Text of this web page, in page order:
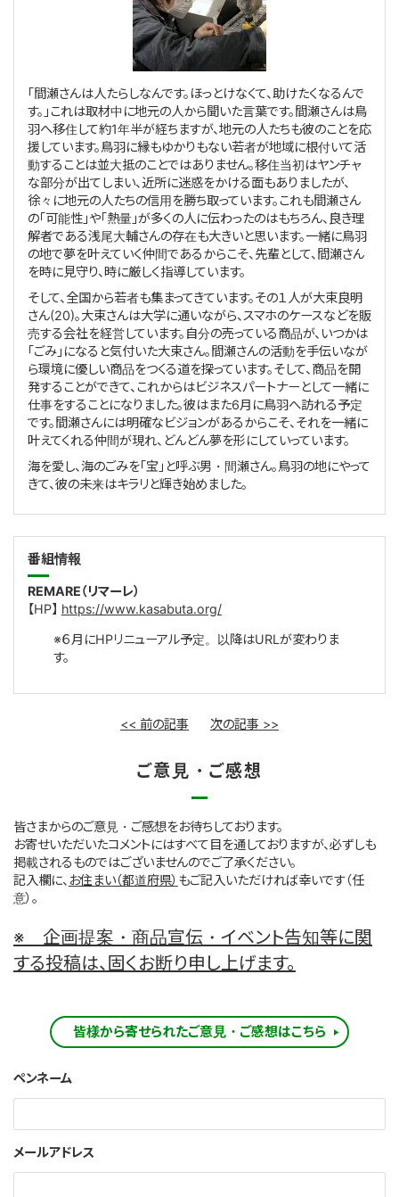
「間瀬さんは人たらしなんです。ほっとけなくて、助けたくなるんで
す。」これは取材中に地元の人から聞いた言葉です。間瀬さんは鳥
羽へ移住して約1年半が経ちますが、地元の人たちも彼のことを応
援しています。鳥羽に縁もゆかりもない若者が地域に根付いて活
動することは並大抵のことではありません。移住当初はヤンチャ
な部分が出てしまい、近所に迷惑をかける面もありましたが、
徐々に地元の人たちの信用を勝ち取っています。これも間瀬さん
の「可能性」や「熱量」が多くの人に伝わったのはもちろん、良き理
解者である浅尾大輔さんの存在も大きいと思います。一緒に鳥羽
の地で夢を叶えていく仲間であるからこそ、先輩として、間瀬さん
を時に見守り、時に厳しく指導しています。
そして、全国から若者も集まってきています。その１人が大束良明
さん(20)。大束さんは大学に通いながら、スマホのケースなどを販
売する会社を経営しています。自分の売っている商品が、いつかは
「ごみ」になると気付いた大束さん。間瀬さんの活動を手伝いなが
ら環境に優しい商品をつくる道を探っています。そして、商品を開
発することができて、これからはビジネスパートナーとして一緒に
仕事をすることになりました。彼はまた6月に鳥羽へ訪れる予定
です。間瀬さんには明確なビジョンがあるからこそ、それを一緒に
叶えてくれる仲間が現れ、どんどん夢を形にしていっています。
海を愛し、海のごみを「宝」と呼ぶ男・間瀬さん。鳥羽の地にやって
きて、彼の未来はキラリと輝き始めました。
番組情報
REMARE（リマーレ）
【HP】 https://www.kasabuta.org/
※６月にHPリニューアル予定。以降はURLが変わりま
す。
<< 前の記事 次の記事 >>
ご意見・ご感想
皆さまからのご意見・ご感想をお待ちしております。
お寄せいただいたコメントにはすべて目を通しておりますが、必ずしも
掲載されるものではございませんのでご了承ください。
記入欄に、 お住まい（都道府県） もご記入いただければ幸いです（任
意）。
※ 企画提案・商品宣伝・イベント告知等に関
する投稿は、固くお断り申し上げます。
皆様から寄せられたご意見・ご感想はこちら
ペンネーム
メールアドレス